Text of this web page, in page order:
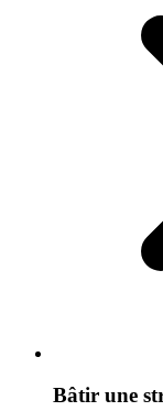
Bâtir une